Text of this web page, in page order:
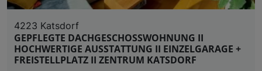
4223 Katsdorf
GEPFLEGTE DACHGESCHOSSWOHNUNG II
HOCHWERTIGE AUSSTATTUNG II EINZELGARAGE +
FREISTELLPLATZ II ZENTRUM KATSDORF